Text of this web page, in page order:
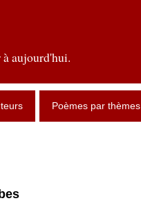
à aujourd'hui.
Poèmes par thèmes